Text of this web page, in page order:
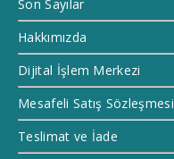
Son Sayılar
Hakkımızda
Dijital İşlem Merkezi
Mesafeli Satış Sözleşmesi
Teslimat ve İade